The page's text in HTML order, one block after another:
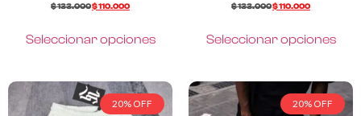
$133.000$110.000
Seleccionar opciones
$133.000$110.000
Seleccionar opciones
20% OFF 20% OFF